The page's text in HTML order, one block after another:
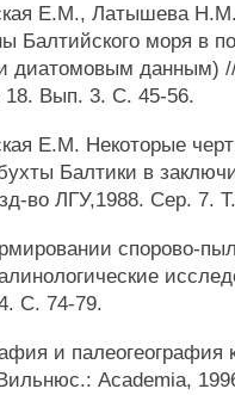
Е.М., Латышева
Балтийского моря в
диатомовым данным)
18. Вып. 3. С. 45-56.
Е.М. Некоторые
Балтики в
во ЛГУ,1988. Сер. 7.
спорово-
С. 74-79.
и палеогеография
Academia,